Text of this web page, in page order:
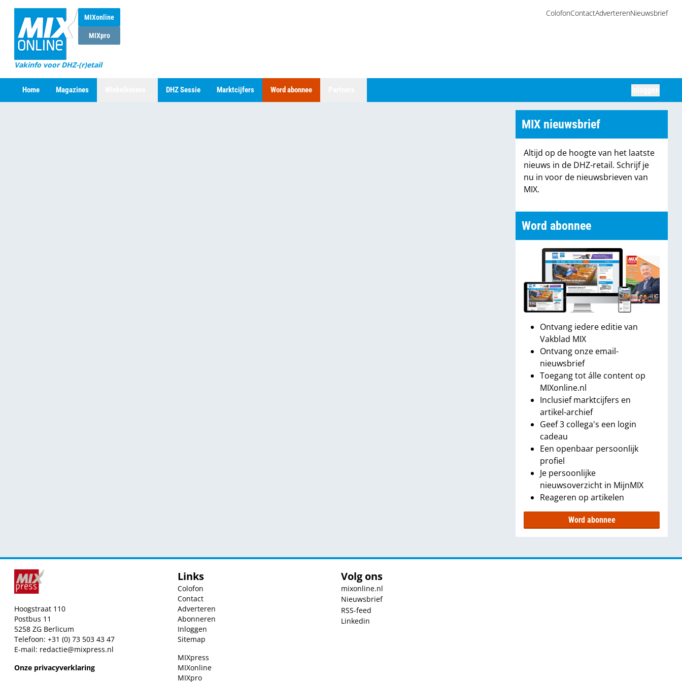
MIXonline
MIXpro
Vakinfo voor DHZ-(r)etail
ColofonContactAdverterenNieuwsbrief
Home Magazines DHZ Sessie Marktcijfers Word abonnee
MIX nieuwsbrief
Altijd op de hoogte van het laatste
nieuws in de DHZ-retail. Schrijf je
nu in voor de nieuwsbrieven van
MIX.
Word abonnee
Ontvang iedere editie van
Vakblad MIX
Ontvang onze email-
nieuwsbrief
Toegang tot álle content op
MIXonline.nl
Inclusief marktcijfers en
artikel-archief
Geef 3 collega's een login
cadeau
Een openbaar persoonlijk
profiel
Je persoonlijke
nieuwsoverzicht in MijnMIX
Reageren op artikelen
Word abonnee
Hoogstraat 110
Postbus 11
5258 ZG Berlicum
Telefoon: +31 (0) 73 503 43 47
E-mail: redactie@mixpress.nl
Onze privacyverklaring
Links
Colofon
Contact
Adverteren
Abonneren
Inloggen
Sitemap
MIXpress
MIXonline
MIXpro
Volg ons
mixonline.nl
Nieuwsbrief
RSS-feed
Linkedin